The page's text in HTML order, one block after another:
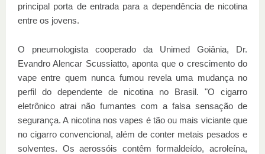
principal porta de entrada para a dependência de nicotina
entre os jovens.
O pneumologista cooperado da Unimed Goiânia, Dr.
Evandro Alencar Scussiatto, aponta que o crescimento do
vape entre quem nunca fumou revela uma mudança no
perfil do dependente de nicotina no Brasil. "O cigarro
eletrônico atrai não fumantes com a falsa sensação de
segurança. A nicotina nos vapes é tão ou mais viciante que
no cigarro convencional, além de conter metais pesados e
solventes. Os aerossóis contêm formaldeído, acroleína,